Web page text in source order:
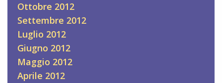
Ottobre 2012
Settembre 2012
Luglio 2012
Giugno 2012
Maggio 2012
Aprile 2012